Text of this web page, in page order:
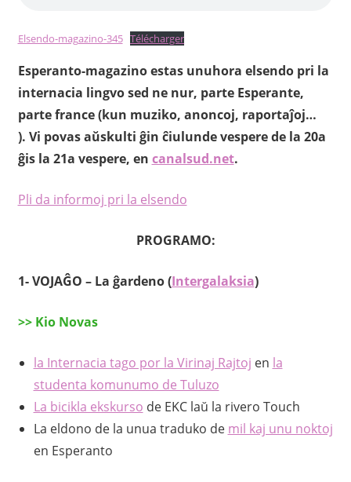
Elsendo-magazino-345 Télécharger
Esperanto-magazino estas unuhora elsendo pri la
internacia lingvo sed ne nur, parte Esperante,
parte france (kun muziko, anoncoj, raportaĵoj…
). Vi povas aŭskulti ĝin ĉiulunde vespere de la 20a
ĝis la 21a vespere, en canalsud.net.
Pli da informoj pri la elsendo
PROGRAMO:
1- VOJAĜO – La ĝardeno (Intergalaksia)
>> Kio Novas
la Internacia tago por la Virinaj Rajtoj en la
studenta komunumo de Tuluzo
La bicikla ekskurso de EKC laŭ la rivero Touch
La eldono de la unua traduko de mil kaj unu noktoj
en Esperanto